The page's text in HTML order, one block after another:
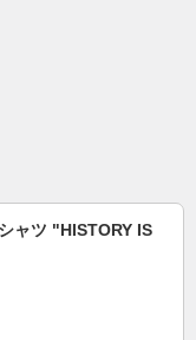
ャツ "HISTORY IS